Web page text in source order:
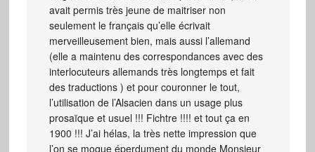
avait permis très jeune de maitriser non
seulement le français qu’elle écrivait
merveilleusement bien, mais aussi l’allemand
(elle a maintenu des correspondances avec des
interlocuteurs allemands très longtemps et fait
des traductions ) et pour couronner le tout,
l’utilisation de l’Alsacien dans un usage plus
prosaïque et usuel !!! Fichtre !!!! et tout ça en
1900 !!! J’ai hélas, la très nette impression que
l’on se moque éperdument du monde Monsieur